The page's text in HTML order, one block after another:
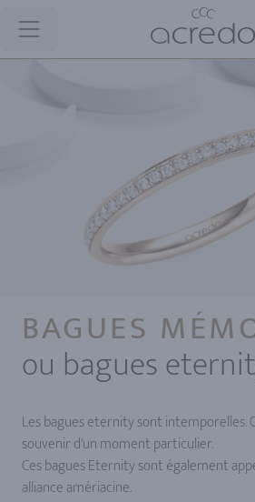
BAGUES
ou bagues
Les bagues eternity sont intemporelles.
souvenir d'un moment particulier.
Ces bagues Eternity sont également
alliance amériacine.